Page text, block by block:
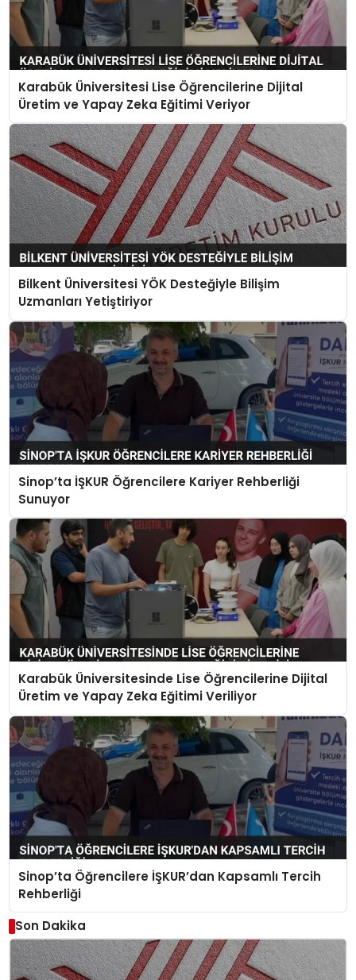
Karabük Üniversitesi Lise Öğrencilerine Dijital
Üretim ve Yapay Zeka Eğitimi Veriyor
Bilkent Üniversitesi YÖK Desteğiyle Bilişim
Uzmanları Yetiştiriyor
Sinop’ta İŞKUR Öğrencilere Kariyer Rehberliği
Sunuyor
Karabük Üniversitesinde Lise Öğrencilerine Dijital
Üretim ve Yapay Zeka Eğitimi Veriliyor
Sinop’ta Öğrencilere İŞKUR’dan Kapsamlı Tercih
Rehberliği
Son Dakika